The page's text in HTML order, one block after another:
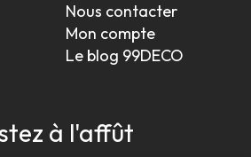
Nous contacter
Mon compte
Le blog 99DECO
à l'affût